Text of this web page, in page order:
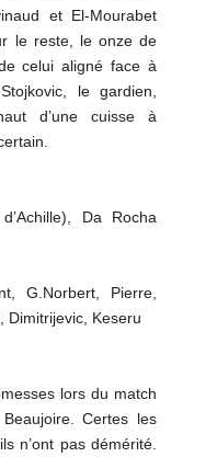
et El-Mourabet
le reste, le onze de
celui aligné face à
le gardien,
d’une cuisse à
Da Rocha
G.Norbert, Pierre,
Dimitrijevic, Keseru
lors du match
Certes les
n’ont pas démérité.